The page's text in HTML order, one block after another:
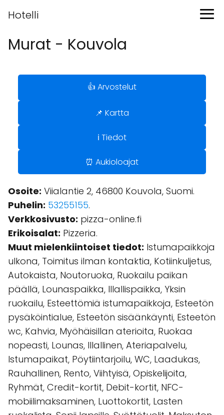
Hotelli
Murat - Kouvola
👍 Arvostelut
📌 Kartta
ℹ️ Tiedot
⏰ Aukioloajat
Osoite: Viialantie 2, 46800 Kouvola, Suomi.
Puhelin: 53255155.
Verkkosivusto: pizza-online.fi
Erikoisalat: Pizzeria.
Muut mielenkiintoiset tiedot: Istumapaikkoja
ulkona, Toimitus ilman kontaktia, Kotiinkuljetus,
Autokaista, Noutoruoka, Ruokailu paikan
päällä, Lounaspaikka, Illallispaikka, Yksin
ruokailu, Esteettömiä istumapaikkoja, Esteetön
pysäköintialue, Esteetön sisäänkäynti, Esteetön
wc, Kahvia, Myöhäisillan aterioita, Ruokaa
nopeasti, Lounas, Illallinen, Ateriapalvelu,
Istumapaikat, Pöytiintarjoilu, WC, Laadukas,
Rauhallinen, Rento, Viihtyisä, Opiskelijoita,
Ryhmät, Credit-kortit, Debit-kortit, NFC-
mobiilimaksaminen, Luottokortit, Lasten